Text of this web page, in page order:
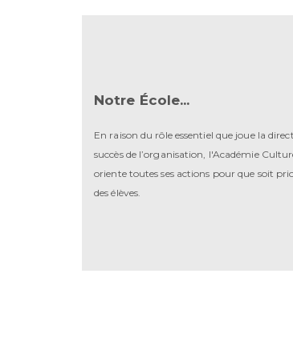
Notre École...
En raison du rôle essentiel que joue la
succès de l’organisation, l'Académie
oriente toutes ses actions pour que soit
des élèves.